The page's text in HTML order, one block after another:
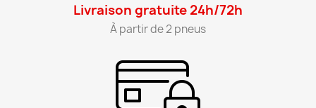
Livraison gratuite 24h/72h​
À partir de 2 pneus​